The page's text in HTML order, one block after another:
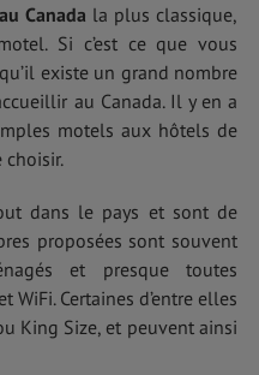
Canada la plus classique,
Si c’est ce que vous
existe un grand nombre
au Canada. Il y en a
motels aux hôtels de
choisir.
dans le pays et sont de
proposées sont souvent
et presque toutes
Certaines d’entre elles
King Size, et peuvent ainsi